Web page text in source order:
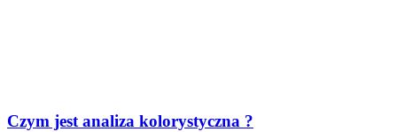
Czym jest analiza kolorystyczna ?